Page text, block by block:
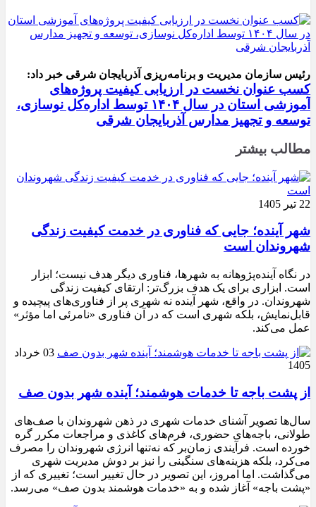
رئیس سازمان مدیریت و برنامه‌ریزی آذربایجان شرقی خبر داد:
کسب عنوان نخست در ارزیابی کیفیت پروژه‌های
آموزشی استان در سال ۱۴۰۴ توسط اداره‌کل نوسازی،
توسعه و تجهیز مدارس آذربایجان شرقی
مطالب بیشتر
22 تیر 1405
شهر آینده؛ جایی که فناوری در خدمت کیفیت زندگی
شهروندان است
در نگاه آینده‌پژوهانه به شهرها، فناوری دیگر هدف نیست؛ ابزار
است. ابزاری برای یک هدف بزرگ‌تر: ارتقای کیفیت زندگی
شهروندان. در واقع، شهر آینده نه شهری پر از فناوری‌های پیچیده و
قابل‌نمایش، بلکه شهری است که در آن فناوری «نامرئی اما مؤثر»
عمل می‌کند.
03 خرداد
1405
از پشت باجه تا خدمات هوشمند؛ آینده شهر بدون صف
سال‌ها تصویر آشنای خدمات شهری در ذهن شهروندان با صف‌های
طولانی، باجه‌های حضوری، فرم‌های کاغذی و مراجعات مکرر گره
خورده است. فرآیندی زمان‌بر که نه‌تنها انرژی شهروندان را مصرف
می‌کرد، بلکه هزینه‌های سنگینی را نیز بر دوش مدیریت شهری
می‌گذاشت. اما امروز، این تصویر در حال تغییر است؛ تغییری که از
«پشت باجه» آغاز شده و به «خدمات هوشمند بدون صف» می‌رسد.